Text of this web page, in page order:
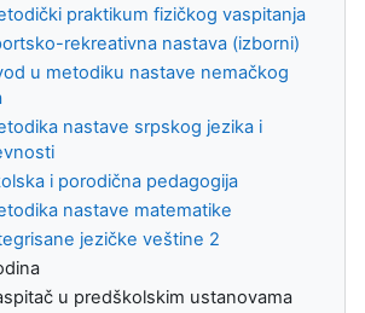
praktikum fizičkog vaspitanja
rekreativna nastava (izborni)
u metodiku nastave nemačkog
nastave srpskog jezika i
i porodična pedagogija
nastave matematike
jezičke veštine 2
u predškolskim ustanovama